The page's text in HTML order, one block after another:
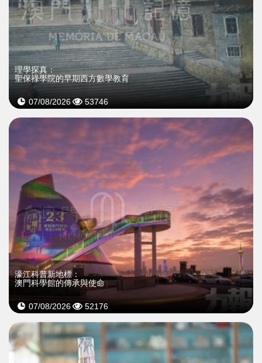
理學探真：
聖保祿學院的早期西方數學教育
07/08/2026 53746
濠江科普新地標：
澳門科學館的傳承與使命
07/08/2026 52176